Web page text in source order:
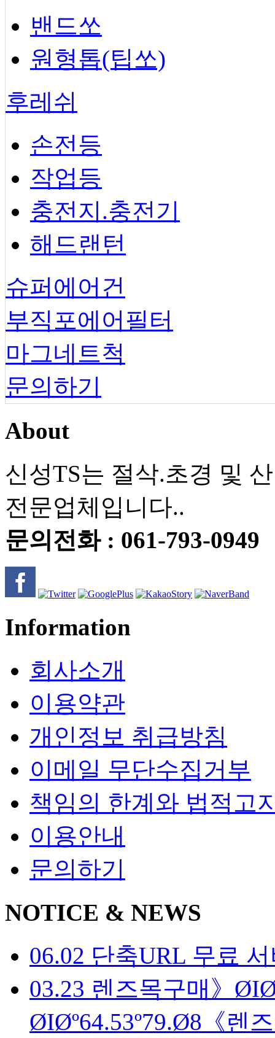
밴드쏘
원형톱(팁쏘)
후레쉬
손전등
작업등
충전지.충전기
해드랜턴
슈퍼에어건
부직포에어필터
마그네트척
문의하기
About
신성TS는 절삭.초경 및
전문업체입니다..
문의전화 : 061-793-0949
Information
회사소개
이용약관
개인정보 취급방침
이메일 무단수집거부
책임의 한계와 법적고
이용안내
문의하기
NOTICE & NEWS
06.02 단축URL 무료
03.23 렌즈목구매》
ØIØº64.53º79.Ø8《렌